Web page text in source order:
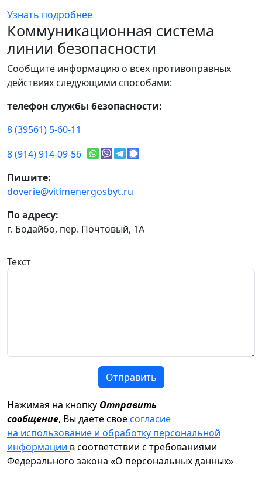
Узнать подробнее
Коммуникационная система
линии безопасности
Сообщите информацию о всех противоправных
действиях следующими способами:
телефон службы безопасности:
8 (39561) 5-60-11
8 (914) 914-09-56
Пишите:
doverie@vitimenergosbyt.ru
По адресу:
г. Бодайбо, пер. Почтовый, 1А
Текст
Отправить
Нажимая на кнопку Отправить
сообщение, Вы даете своесогласие
на использование и обработку персональной
информации в соответствии с требованиями
Федерального закона «О персональных данных»